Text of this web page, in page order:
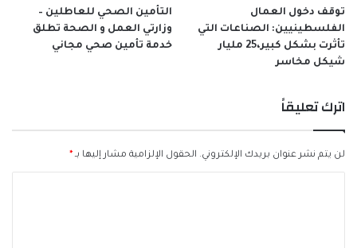
توقف دخول العمال
الفلسطينيين: الصناعات التي
تأثرت بشكل كبير،25 مليار
شيكل مخاسر
التأمين الصحي للعاطلين –
وزارتي العمل و الصحة تطلق
خدمة تأمين صحي مجاني
اترك تعليقاً
لن يتم نشر عنوان بريدك الإلكتروني. الحقول الإلزامية مشار إليها بـ *